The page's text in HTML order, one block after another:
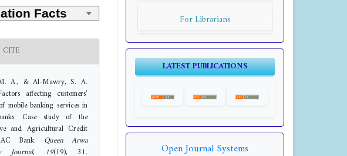
CITE
A., & Al-Mawry, S. A.
affecting customers’
mobile banking services in
Case study of the
and Agricultural Credit
Bank. Queen Arwa
Journal, 19(19), 31.
For Librarians
LATEST PUBLICATIONS
Open Journal Systems